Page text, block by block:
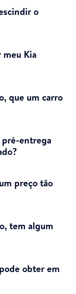
o
Kia
que um carro
pré-entrega
preço tão
tem algum
obter em